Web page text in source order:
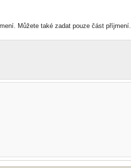
Můžete také zadat pouze část příjmení.